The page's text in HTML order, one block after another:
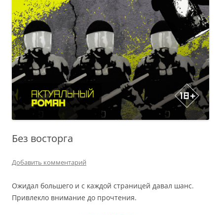
Без восторга
Добавить комментарий
Ожидал большего и с каждой страницей давал шанс.
Привлекло внимание до прочтения.